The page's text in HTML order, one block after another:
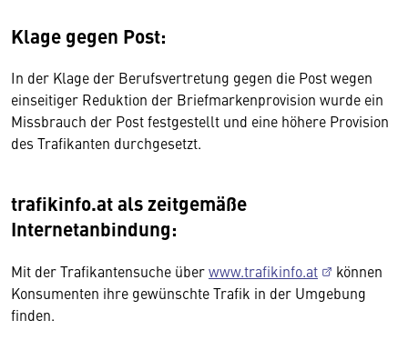
Klage gegen Post:
In der Klage der Berufsvertretung gegen die Post wegen
einseitiger Reduktion der Briefmarkenprovision wurde ein
Missbrauch der Post festgestellt und eine höhere Provision
des Trafikanten durchgesetzt.
trafikinfo.at als zeitgemäße
Internetanbindung:
Mit der Trafikantensuche überwww.trafikinfo.at
können
Konsumenten ihre gewünschte Trafik in der Umgebung
finden.